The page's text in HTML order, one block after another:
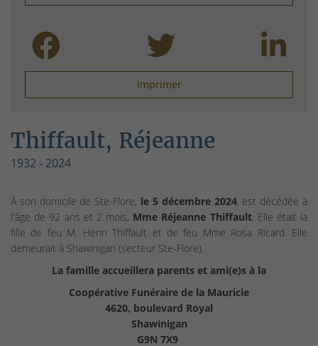
Imprimer
Thiffault, Réjeanne
1932 - 2024
À son domicile de Ste-Flore, le 5 décembre 2024, est décédée à
l'âge de 92 ans et 2 mois, Mme Réjeanne Thiffault. Elle était la
fille de feu M. Henri Thiffault et de feu Mme Rosa Ricard. Elle
demeurait à Shawinigan (secteur Ste-Flore).
La famille accueillera parents et ami(e)s à la
Coopérative Funéraire de la Mauricie
4620, boulevard Royal
Shawinigan
G9N 7X9